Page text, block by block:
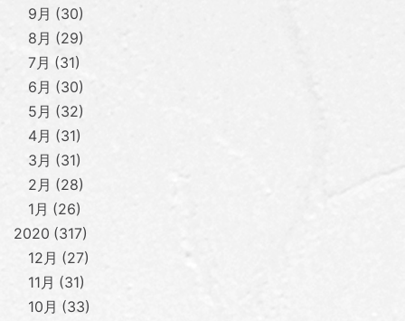
9月
30
8月
29
7月
31
6月
30
5月
32
4月
31
3月
31
2月
28
1月
26
2020 317
12月
27
11月
31
10月
33